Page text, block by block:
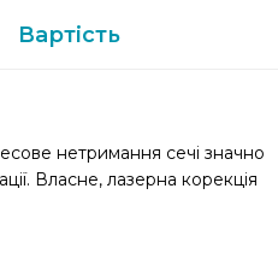
Вартість
нетримання сечі значно
Власне, лазерна корекція